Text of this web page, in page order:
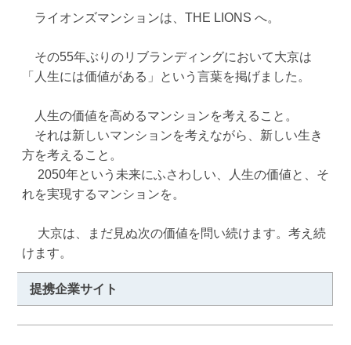
ライオンズマンションは、THE LIONS へ。
その55年ぶりのリブランディングにおいて大京は
「人生には価値がある」という言葉を掲げました。
人生の価値を高めるマンションを考えること。
それは新しいマンションを考えながら、新しい生き
方を考えること。
2050年という未来にふさわしい、人生の価値と、そ
れを実現するマンションを。
大京は、まだ見ぬ次の価値を問い続けます。考え続
けます。
提携企業サイト